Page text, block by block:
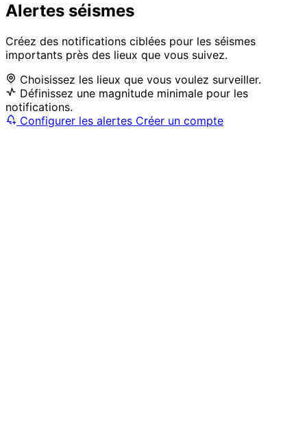
Alertes séismes
Créez des notifications ciblées pour les séismes
importants près des lieux que vous suivez.
Choisissez les lieux que vous voulez surveiller.
Définissez une magnitude minimale pour les
notifications.
Configurer les alertes Créer un compte